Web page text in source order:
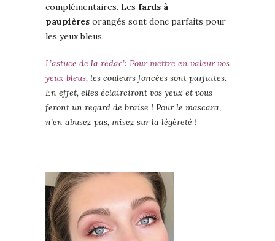
complémentaires. Les fards à
paupières orangés sont donc parfaits pour
les yeux bleus.
L’astuce de la rédac’: Pour mettre en valeur vos
yeux bleus, les couleurs foncées sont parfaites.
En effet, elles éclairciront vos yeux et vous
feront un regard de braise ! Pour le mascara,
n’en abusez pas, misez sur la légèreté !